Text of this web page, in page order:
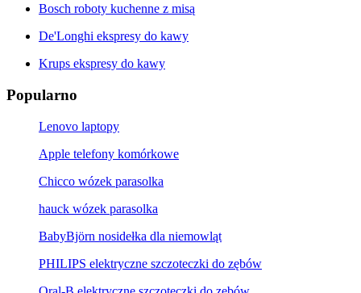
Bosch roboty kuchenne z misą
De'Longhi ekspresy do kawy
Krups ekspresy do kawy
Popularno
Lenovo laptopy
Apple telefony komórkowe
Chicco wózek parasolka
hauck wózek parasolka
BabyBjörn nosidełka dla niemowląt
PHILIPS elektryczne szczoteczki do zębów